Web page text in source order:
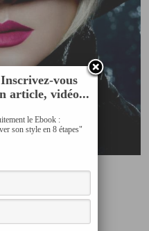
vous
article, vidéo...
le Ebook :
son style en 8 étapes"